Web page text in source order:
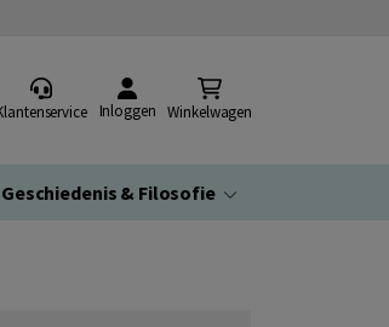
Inloggen Winkelwagen
Geschiedenis & Filosofie